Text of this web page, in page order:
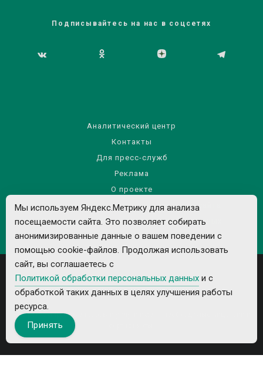
Подписывайтесь на нас в соцсетях
Аналитический центр
Контакты
Для пресс-служб
Реклама
О проекте
Правила использования материалов сайта
Политика обработки персональных данных
Все рекламируемые товары и услуги имеют необходимые лицензии и
Мы используем Яндекс.Метрику для анализа
посещаемости сайта. Это позволяет собирать
анонимизированные данные о вашем поведении с
помощью cookie-файлов. Продолжая использовать
сайт, вы соглашаетесь с
Политикой обработки персональных данных и с
обработкой таких данных в целях улучшения работы
ресурса.
Принять